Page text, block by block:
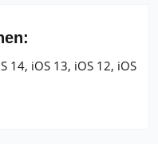
14, iOS 13, iOS 12, iOS